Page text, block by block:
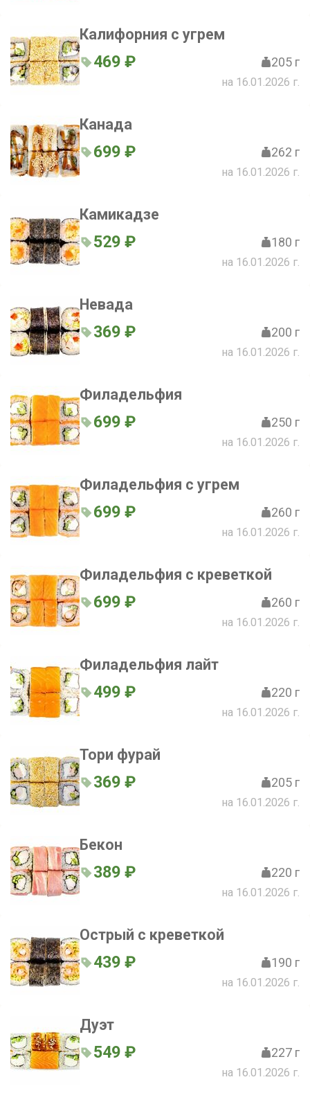
Калифорния с угрем
469 ₽ 205 г
на 16.01.2026 г.
Канада
699 ₽ 262 г
на 16.01.2026 г.
Камикадзе
529 ₽ 180 г
на 16.01.2026 г.
Невада
369 ₽ 200 г
на 16.01.2026 г.
Филадельфия
699 ₽ 250 г
на 16.01.2026 г.
Филадельфия с угрем
699 ₽ 260 г
на 16.01.2026 г.
Филадельфия с креветкой
699 ₽ 260 г
на 16.01.2026 г.
Филадельфия лайт
499 ₽ 220 г
на 16.01.2026 г.
Тори фурай
369 ₽ 205 г
на 16.01.2026 г.
Бекон
389 ₽ 220 г
на 16.01.2026 г.
Острый с креветкой
439 ₽ 190 г
на 16.01.2026 г.
Дуэт
549 ₽ 227 г
на 16.01.2026 г.